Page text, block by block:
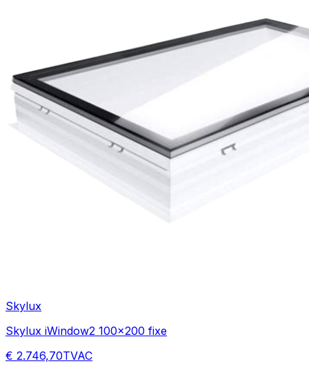
Skylux
Skylux iWindow2 100x200 fixe
€ 2.746,70TVAC